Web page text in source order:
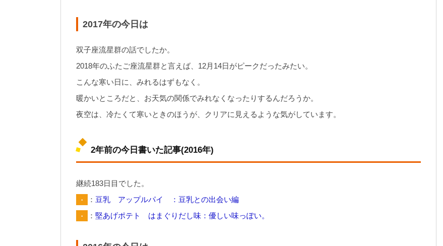
2017年の今日は
双子座流星群の話でしたか。
2018年のふたご座流星群と言えば、12月14日がピークだったみたい。
こんな寒い日に、みれるはずもなく。
暖かいところだと、お天気の関係でみれなくなったりするんだろうか。
夜空は、冷たくて寒いときのほうが、クリアに見えるような気がしています。
2年前の今日書いた記事(2016年)
継続183日目でした。
・
： 豆乳 アップルパイ ：豆乳との出会い編
・
： 堅あげポテト はまぐりだし味：優しい味っぽい。